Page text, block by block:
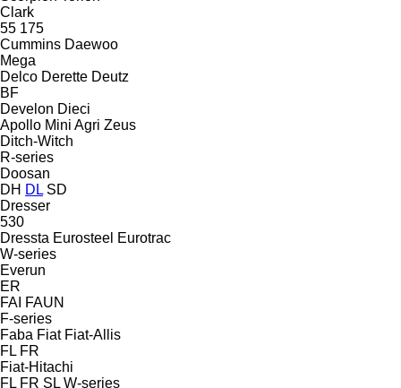
Clark
55 175
Cummins Daewoo
Mega
Delco Derette Deutz
BF
Develon Dieci
Apollo Mini Agri Zeus
Ditch-Witch
R-series
Doosan
DH DL SD
Dresser
530
Dressta Eurosteel Eurotrac
W-series
Everun
ER
FAI FAUN
F-series
Faba Fiat Fiat-Allis
FL FR
Fiat-Hitachi
FL FR SL W-series